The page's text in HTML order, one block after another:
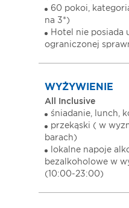
60 pokoi,
na 3*)
Hotel nie posiada
ograniczonej
WYŻYWIENIE
All Inclusive
śniadanie, lunch,
przekąski ( w
barach)
lokalne napoje
bezalkoholowe w
(10:00-23:00)